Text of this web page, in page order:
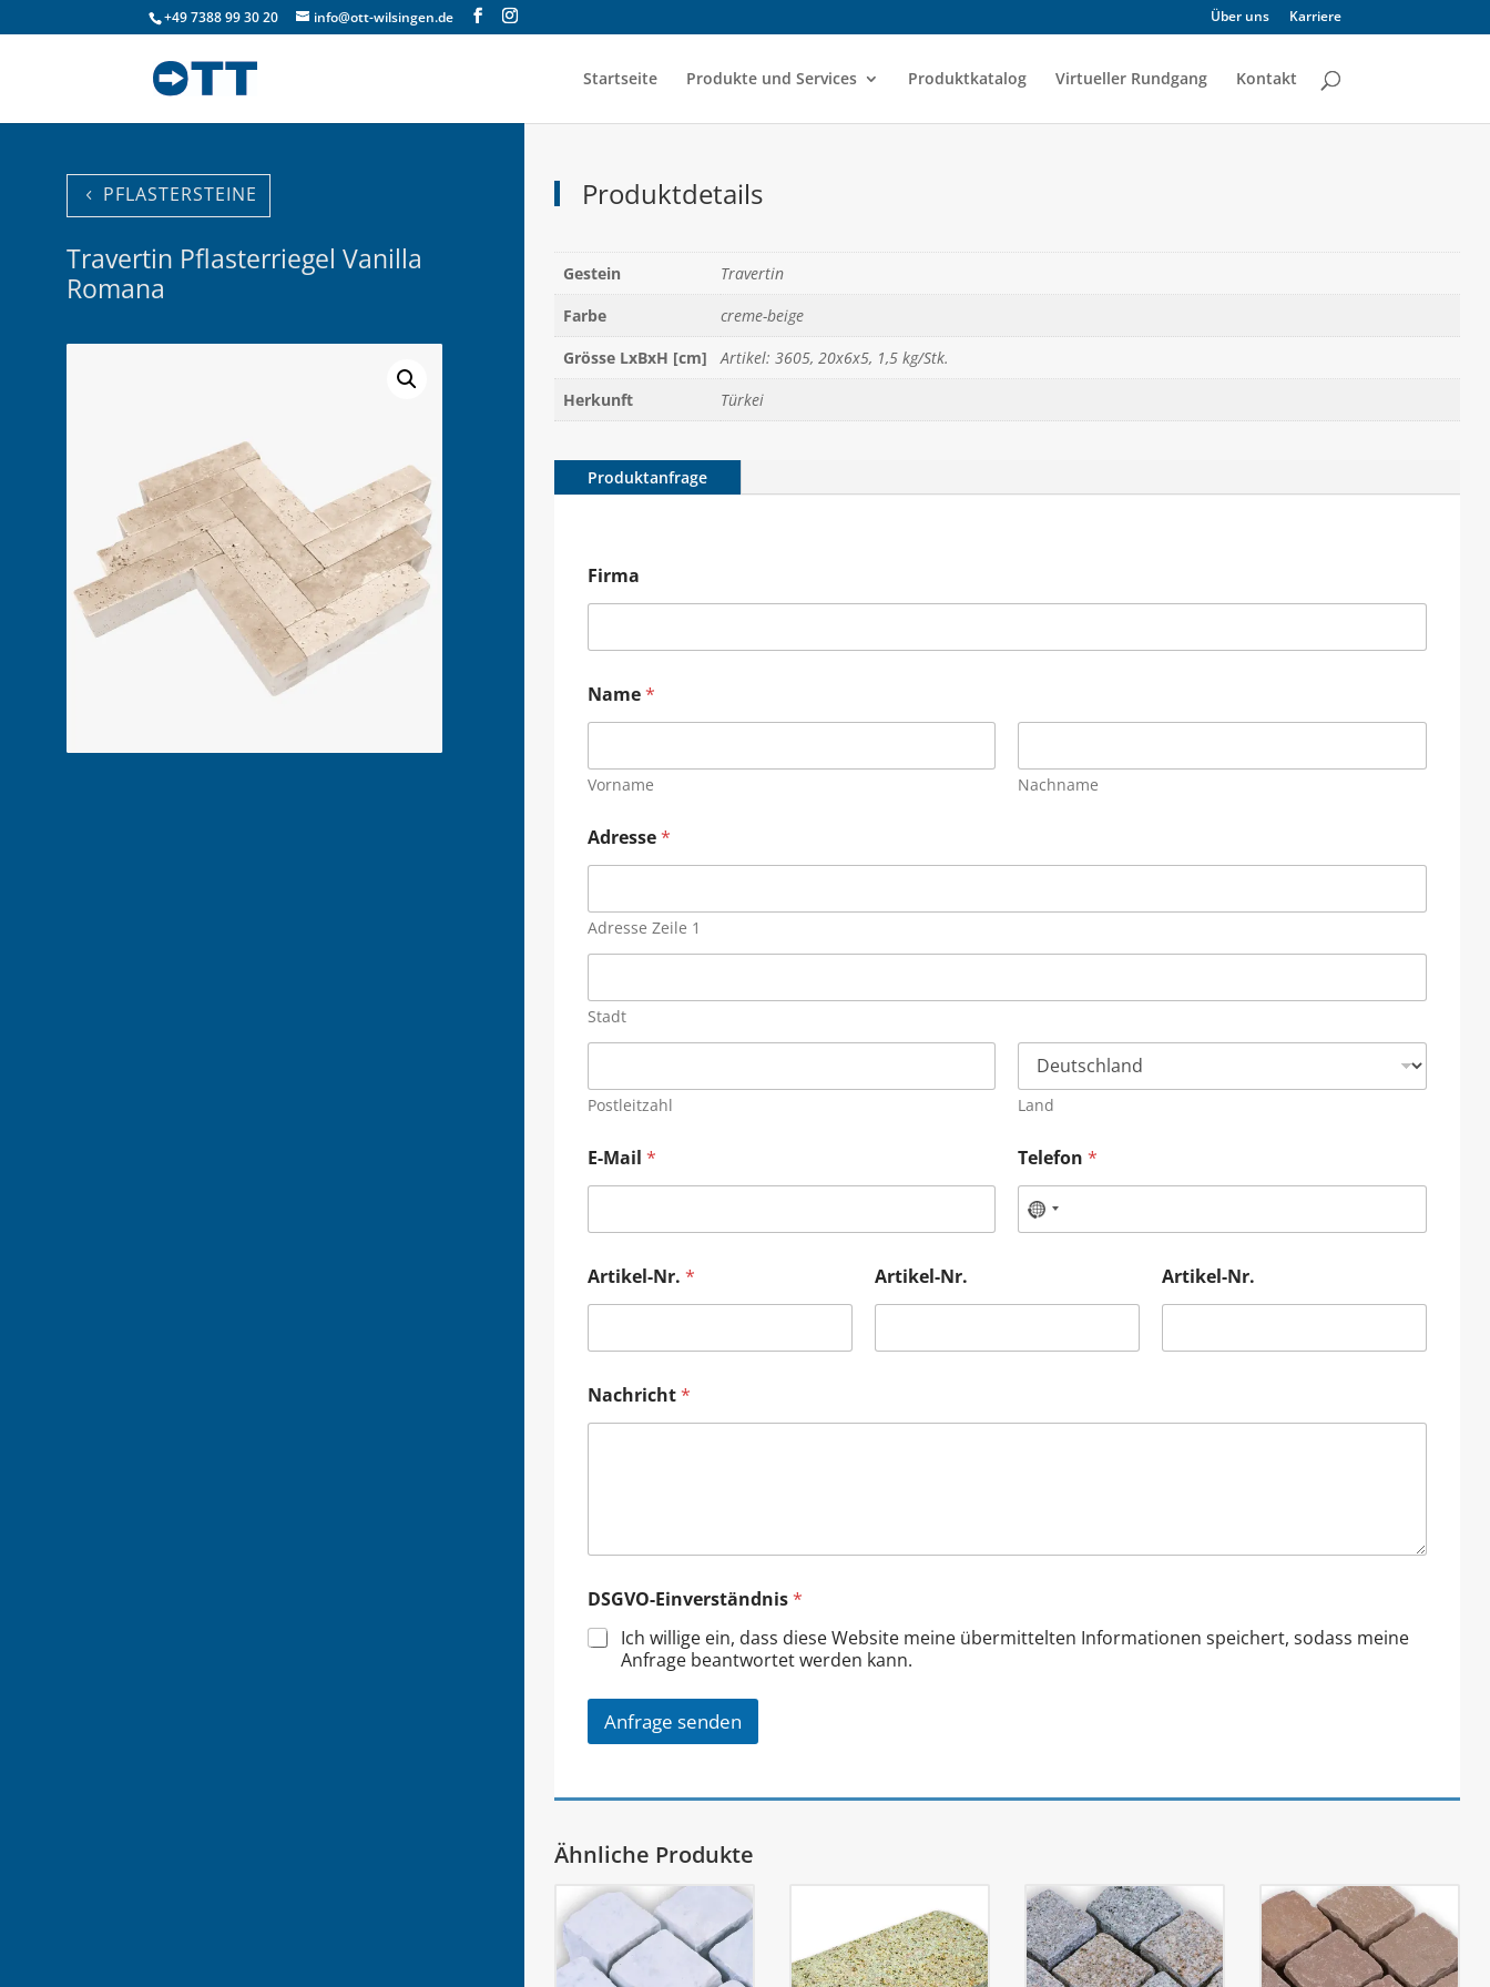
+49 7388 99 30 20 info@ott-wilsingen.de Über uns Karriere
Startseite Produkte und Services Produktkatalog Virtueller Rundgang Kontakt
PFLASTERSTEINE
Travertin Pflasterriegel Vanilla
Romana
Produktdetails
Gestein
Travertin
Farbe
creme-beige
Grösse LxBxH [cm]
Artikel: 3605, 20x6x5, 1,5 kg/Stk.
Herkunft
Türkei
Produktanfrage
Firma
Name*
Vorname Nachname
Adresse*
Adresse Zeile 1
Stadt
Postleitzahl Land
E-Mail * Telefon*
Artikel-Nr. * Artikel-Nr. Artikel-Nr.
Nachricht*
DSGVO-Einverständnis*
Ich willige ein, dass diese Website meine übermittelten Informationen speichert, sodass meine
Anfrage beantwortet werden kann.
Anfrage senden
Ähnliche Produkte